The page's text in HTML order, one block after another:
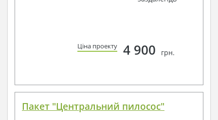
Ціна проекту 4 900 грн.
Пакет "Центральний пилосос"